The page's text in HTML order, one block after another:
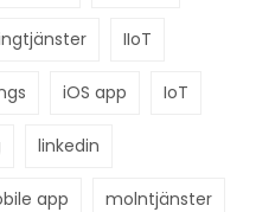
IIoT
iOS app IoT
linkedin
app molntjänster